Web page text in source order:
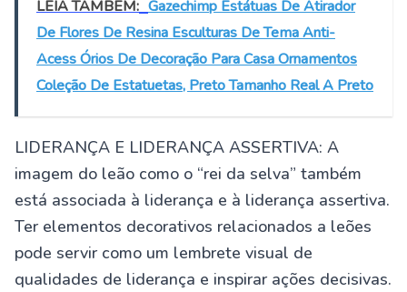
LEIA TAMBÉM: Gazechimp Estátuas De Atirador
De Flores De Resina Esculturas De Tema Anti-
Acess Órios De Decoração Para Casa Ornamentos
Coleção De Estatuetas, Preto Tamanho Real A Preto
LIDERANÇA E LIDERANÇA ASSERTIVA: A
imagem do leão como o “rei da selva” também
está associada à liderança e à liderança assertiva.
Ter elementos decorativos relacionados a leões
pode servir como um lembrete visual de
qualidades de liderança e inspirar ações decisivas.